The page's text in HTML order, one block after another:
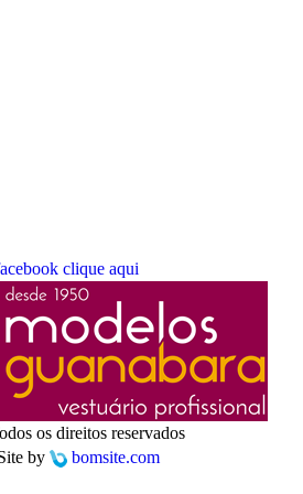
clique aqui
os direitos reservados
by
bomsite.com